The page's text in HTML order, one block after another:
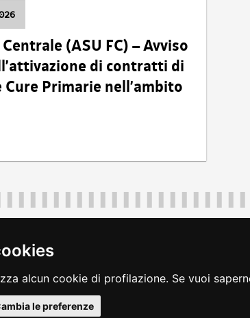
alcun cookie di profilazione. Se vuoi
le preferenze
(ASU FC) – Avviso
di contratti di
Primarie nell’ambito
d'Italia 1 Trieste
rss dichiarazione di accessibilità feedback